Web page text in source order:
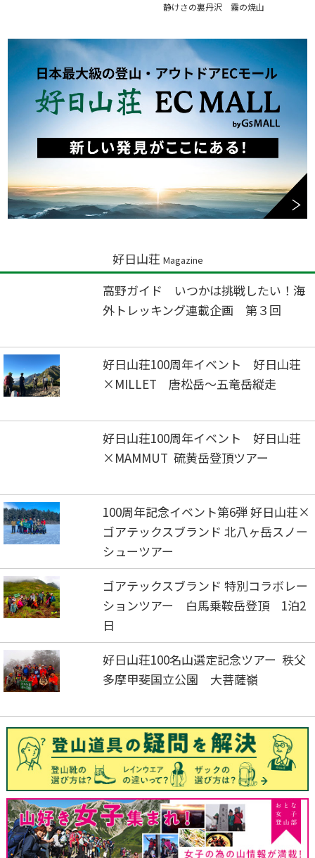
静けさの裏丹沢 霧の焼山
好日山荘 Magazine
高野ガイド いつかは挑戦したい！海
外トレッキング連載企画 第３回
好日山荘100周年イベント 好日山荘
×MILLET 唐松岳～五竜岳縦走
好日山荘100周年イベント 好日山荘
×MAMMUT 硫黄岳登頂ツアー
100周年記念イベント第6弾 好日山荘×
ゴアテックスブランド 北八ヶ岳スノー
シューツアー
ゴアテックスブランド 特別コラボレー
ションツアー 白馬乗鞍岳登頂 1泊2
日
好日山荘100名山選定記念ツアー 秩父
多摩甲斐国立公園 大菩薩嶺